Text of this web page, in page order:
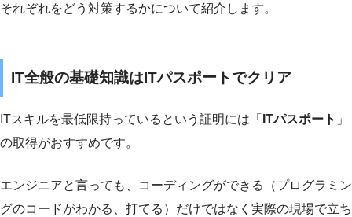
それぞれをどう対策するかについて紹介します。
IT全般の基礎知識はITパスポートでクリア
ITスキルを最低限持っているという証明には「 ITパスポート 」
の取得がおすすめです。
エンジニアと言っても、コーディングができる（プログラミン
グのコードがわかる、打てる）だけではなく実際の現場で立ち